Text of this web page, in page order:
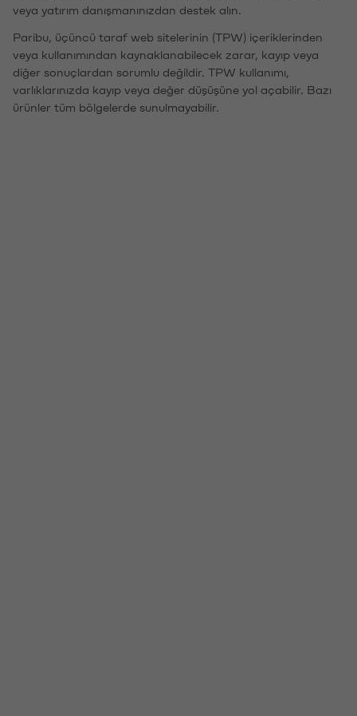
veya yatırım danışmanınızdan destek alın.
Paribu, üçüncü taraf web sitelerinin (TPW) içeriklerinden
veya kullanımından kaynaklanabilecek zarar, kayıp veya
diğer sonuçlardan sorumlu değildir. TPW kullanımı,
varlıklarınızda kayıp veya değer düşüşüne yol açabilir. Bazı
ürünler tüm bölgelerde sunulmayabilir.